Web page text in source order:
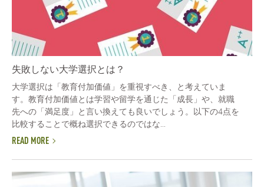
失敗しない大学選択とは？
大学選択は「教育付加価値」を重視すべき、と考えていま
す。教育付加価値とは学習や留学を通じた「成長」や、就職
先への「満足度」と言い換えても良いでしょう。以下の4点を
比較することで概ね選択できるのではな...
READ MORE